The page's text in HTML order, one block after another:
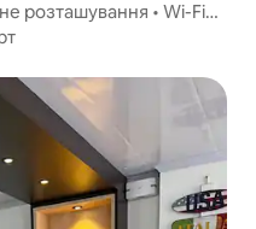
розташування • Wi-Fi